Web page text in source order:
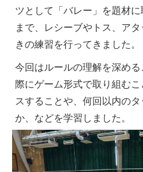
ツとして「バレー」を題材
まで、レシーブやトス、ア
きの練習を行ってきました。
今回はルールの理解を深め
際にゲーム形式で取り組む
スすることや、何回以内の
か、などを学習しました。